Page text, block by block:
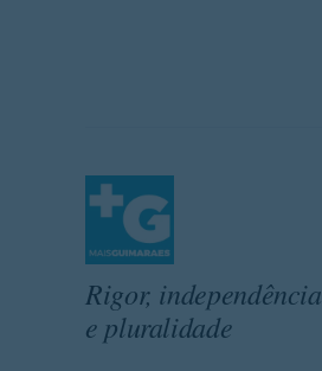
Rigor, independência
e pluralidade